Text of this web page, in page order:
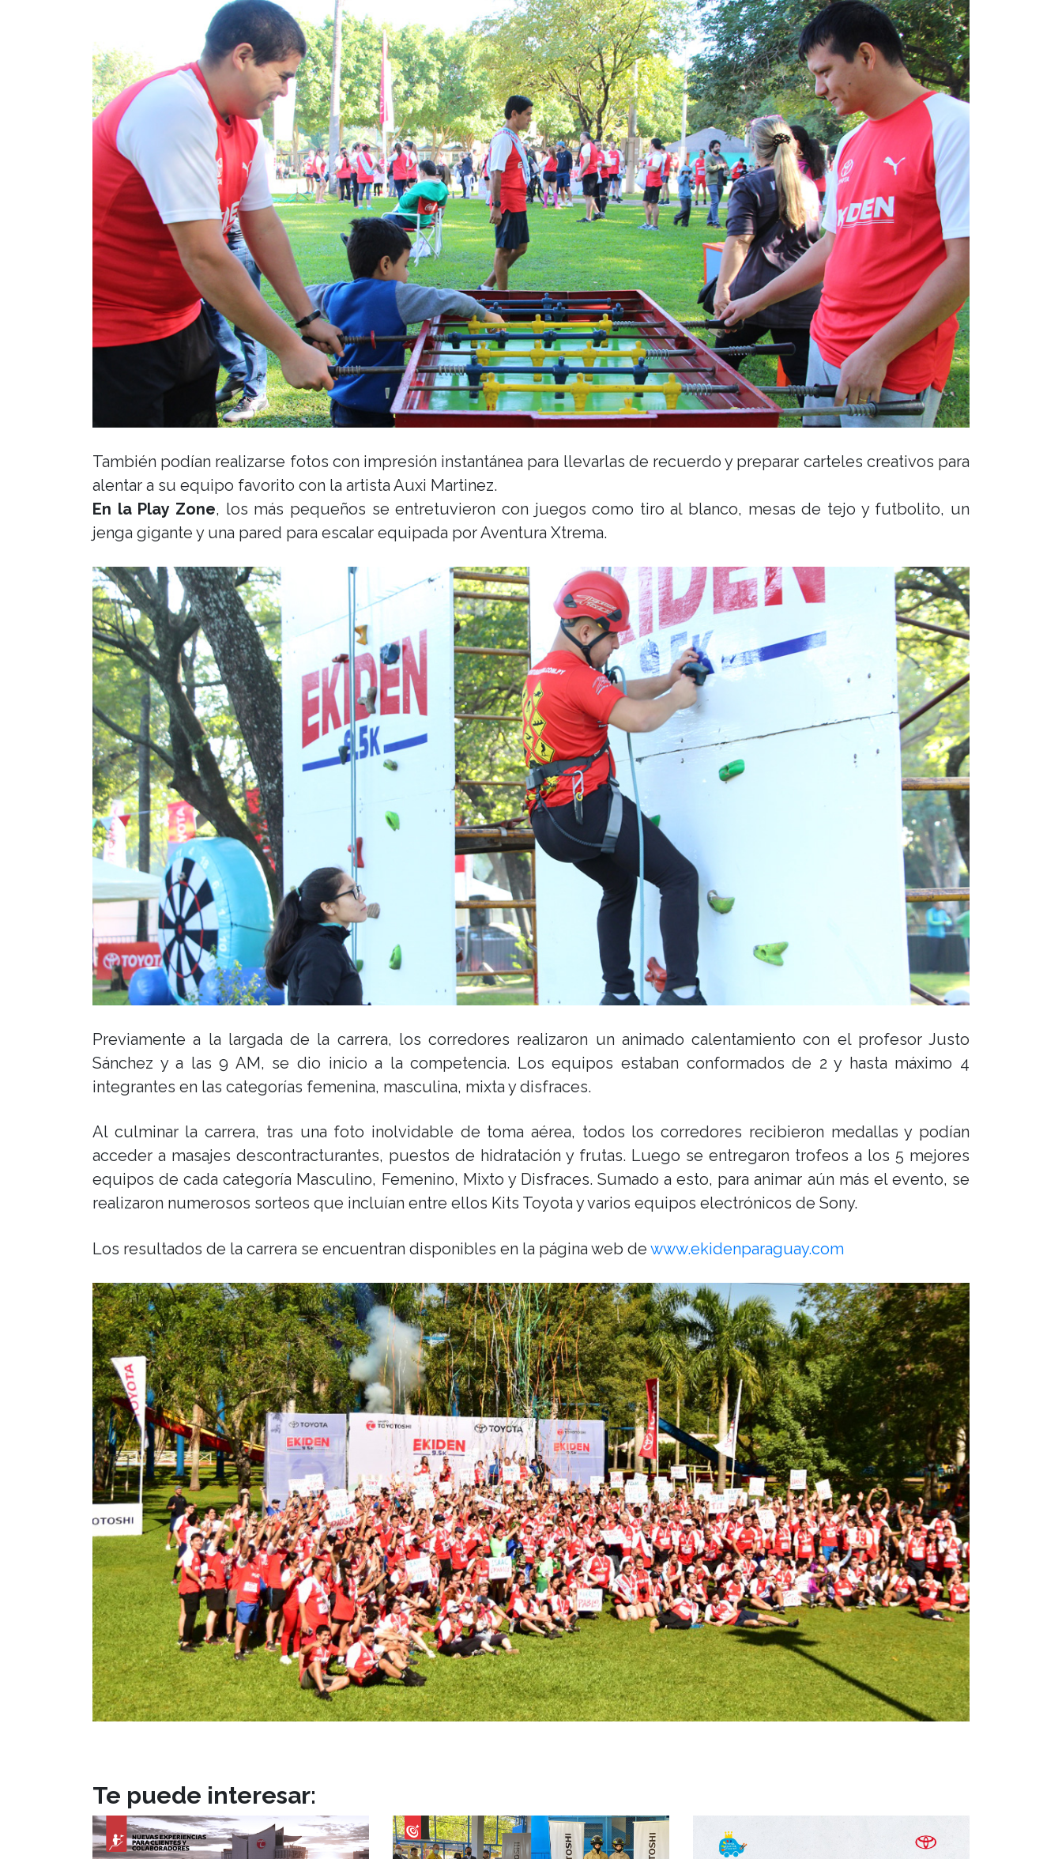
También podían realizarse fotos con impresión instantánea para llevarlas de recuerdo y preparar carteles creativos para
alentar a su equipo favorito con la artista Auxi Martinez.
En la Play Zone, los más pequeños se entretuvieron con juegos como tiro al blanco, mesas de tejo y futbolito, un
jenga gigante y una pared para escalar equipada por Aventura Xtrema.
Previamente a la largada de la carrera, los corredores realizaron un animado calentamiento con el profesor Justo
Sánchez y a las 9 AM, se dio inicio a la competencia. Los equipos estaban conformados de 2 y hasta máximo 4
integrantes en las categorías femenina, masculina, mixta y disfraces.
Al culminar la carrera, tras una foto inolvidable de toma aérea, todos los corredores recibieron medallas y podían
acceder a masajes descontracturantes, puestos de hidratación y frutas. Luego se entregaron trofeos a los 5 mejores
equipos de cada categoría Masculino, Femenino, Mixto y Disfraces. Sumado a esto, para animar aún más el evento, se
realizaron numerosos sorteos que incluían entre ellos Kits Toyota y varios equipos electrónicos de Sony.
Los resultados de la carrera se encuentran disponibles en la página web de www.ekidenparaguay.com
Te puede interesar: